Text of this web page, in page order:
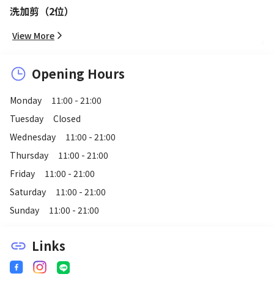
洗加剪（2位）
View More
Opening Hours
Monday
11:00 - 21:00
Tuesday
Closed
Wednesday
11:00 - 21:00
Thursday
11:00 - 21:00
Friday
11:00 - 21:00
Saturday
11:00 - 21:00
Sunday
11:00 - 21:00
link Links